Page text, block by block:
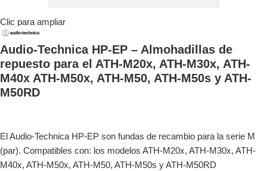
Clic para ampliar
Audio-Technica HP-EP – Almohadillas de
repuesto para el ATH-M20x, ATH-M30x, ATH-
M40x ATH-M50x, ATH-M50, ATH-M50s y ATH-
M50RD
El Audio-Technica HP-EP son fundas de recambio para la serie M
(par). Compatibles con: los modelos ATH-M20x, ATH-M30x, ATH-
M40x, ATH-M50x, ATH-M50, ATH-M50s y ATH-M50RD